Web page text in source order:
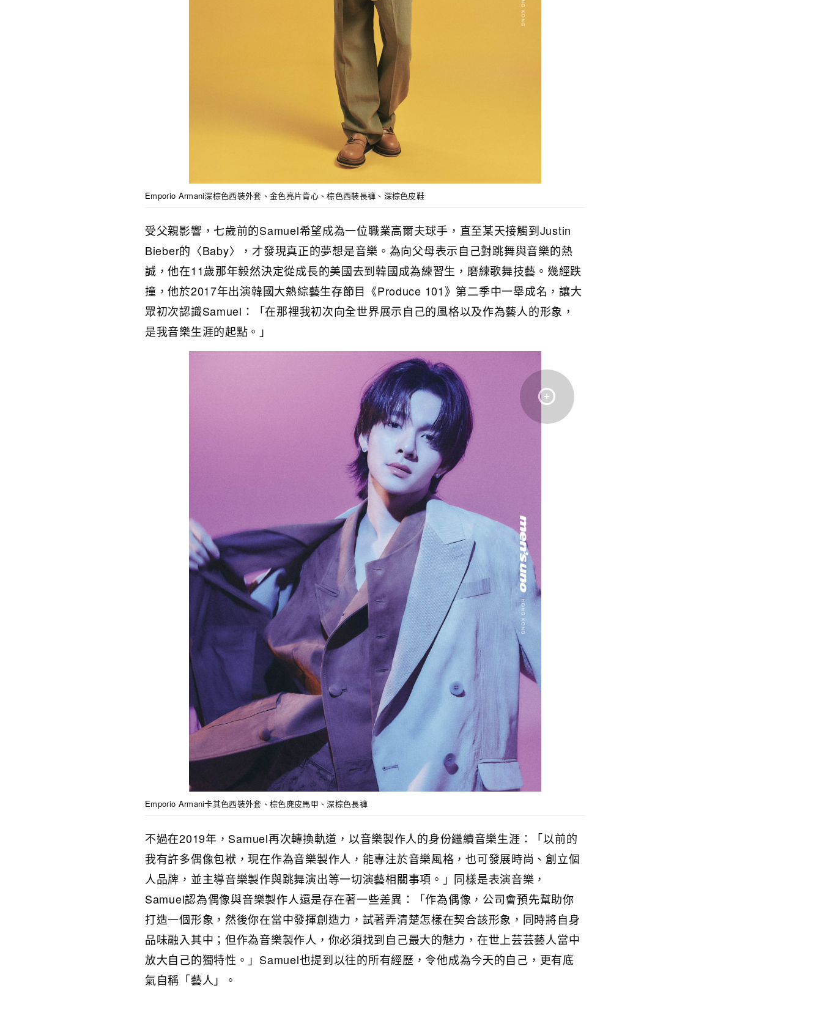
Emporio Armani深棕色西裝外套、金色亮片背心、棕色西裝長褲、深棕色皮鞋
受父親影響，七歲前的Samuel希望成為一位職業高爾夫球手，直至某天接觸到Justin
Bieber的〈Baby〉，才發現真正的夢想是音樂。為向父母表示自己對跳舞與音樂的熱
誠，他在11歲那年毅然決定從成長的美國去到韓國成為練習生，磨練歌舞技藝。幾經跌
撞，他於2017年出演韓國大熱綜藝生存節目《Produce 101》第二季中一舉成名，讓大
眾初次認識Samuel：「在那裡我初次向全世界展示自己的風格以及作為藝人的形象，
是我音樂生涯的起點。」
Emporio Armani卡其色西裝外套、棕色麂皮馬甲、深棕色長褲
不過在2019年，Samuel再次轉換軌道，以音樂製作人的身份繼續音樂生涯：「以前的
我有許多偶像包袱，現在作為音樂製作人，能專注於音樂風格，也可發展時尚、創立個
人品牌，並主導音樂製作與跳舞演出等一切演藝相關事項。」同樣是表演音樂，
Samuel認為偶像與音樂製作人還是存在著一些差異：「作為偶像，公司會預先幫助你
打造一個形象，然後你在當中發揮創造力，試著弄清楚怎樣在契合該形象，同時將自身
品味融入其中；但作為音樂製作人，你必須找到自己最大的魅力，在世上芸芸藝人當中
放大自己的獨特性。」Samuel也提到以往的所有經歷，令他成為今天的自己，更有底
氣自稱「藝人」。